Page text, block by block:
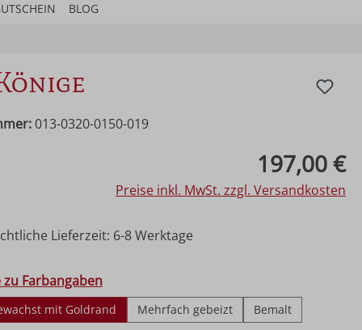
BLOG
013-0320-0150-019
197,00 €
Preise inkl. MwSt. zzgl. Versandkosten
Lieferzeit: 6-8 Werktage
zu Farbangaben
mit Goldrand Mehrfach gebeizt Bemalt